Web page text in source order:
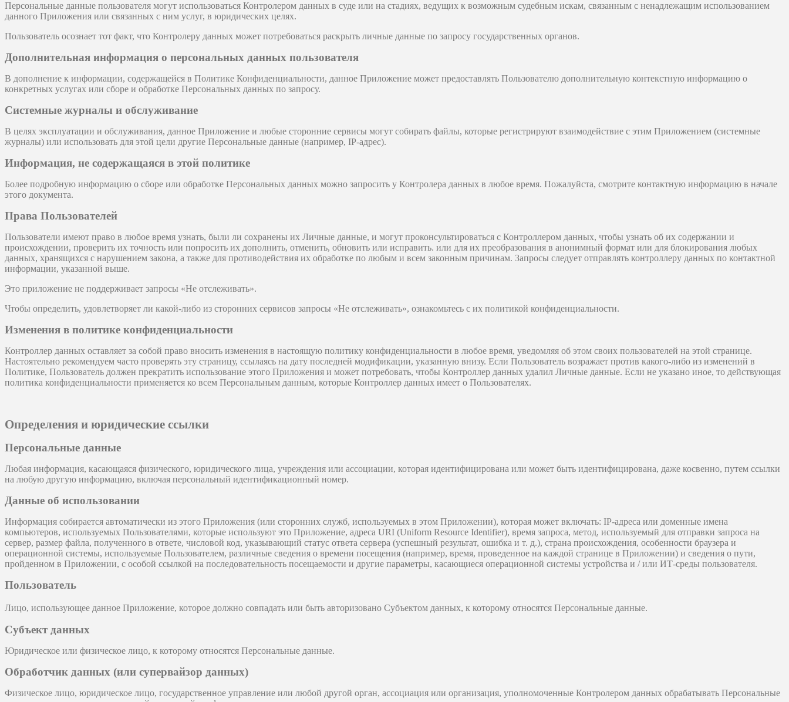
Персональные данные пользователя могут использоваться Контролером данных в суде или на стадиях, ведущих к возможным судебным искам, связанным с ненадлежащим использованием
данного Приложения или связанных с ним услуг, в юридических целях.
Пользователь осознает тот факт, что Контролеру данных может потребоваться раскрыть личные данные по запросу государственных органов.
Дополнительная информация о персональных данных пользователя
В дополнение к информации, содержащейся в Политике Конфиденциальности, данное Приложение может предоставлять Пользователю дополнительную контекстную информацию о
конкретных услугах или сборе и обработке Персональных данных по запросу.
Системные журналы и обслуживание
В целях эксплуатации и обслуживания, данное Приложение и любые сторонние сервисы могут собирать файлы, которые регистрируют взаимодействие с этим Приложением (системные
журналы) или использовать для этой цели другие Персональные данные (например, IP-адрес).
Информация, не содержащаяся в этой политике
Более подробную информацию о сборе или обработке Персональных данных можно запросить у Контролера данных в любое время. Пожалуйста, смотрите контактную информацию в начале
этого документа.
Права Пользователей
Пользователи имеют право в любое время узнать, были ли сохранены их Личные данные, и могут проконсультироваться с Контроллером данных, чтобы узнать об их содержании и
происхождении, проверить их точность или попросить их дополнить, отменить, обновить или исправить. или для их преобразования в анонимный формат или для блокирования любых
данных, хранящихся с нарушением закона, а также для противодействия их обработке по любым и всем законным причинам. Запросы следует отправлять контроллеру данных по контактной
информации, указанной выше.
Это приложение не поддерживает запросы «Не отслеживать».
Чтобы определить, удовлетворяет ли какой-либо из сторонних сервисов запросы «Не отслеживать», ознакомьтесь с их политикой конфиденциальности.
Изменения в политике конфиденциальности
Контроллер данных оставляет за собой право вносить изменения в настоящую политику конфиденциальности в любое время, уведомляя об этом своих пользователей на этой странице.
Настоятельно рекомендуем часто проверять эту страницу, ссылаясь на дату последней модификации, указанную внизу. Если Пользователь возражает против какого-либо из изменений в
Политике, Пользователь должен прекратить использование этого Приложения и может потребовать, чтобы Контроллер данных удалил Личные данные. Если не указано иное, то действующая
политика конфиденциальности применяется ко всем Персональным данным, которые Контроллер данных имеет о Пользователях.
Определения и юридические ссылки
Персональные данные
Любая информация, касающаяся физического, юридического лица, учреждения или ассоциации, которая идентифицирована или может быть идентифицирована, даже косвенно, путем ссылки
на любую другую информацию, включая персональный идентификационный номер.
Данные об использовании
Информация собирается автоматически из этого Приложения (или сторонних служб, используемых в этом Приложении), которая может включать: IP-адреса или доменные имена
компьютеров, используемых Пользователями, которые используют это Приложение, адреса URI (Uniform Resource Identifier), время запроса, метод, используемый для отправки запроса на
сервер, размер файла, полученного в ответе, числовой код, указывающий статус ответа сервера (успешный результат, ошибка и т. д.), страна происхождения, особенности браузера и
операционной системы, используемые Пользователем, различные сведения о времени посещения (например, время, проведенное на каждой странице в Приложении) и сведения о пути,
пройденном в Приложении, с особой ссылкой на последовательность посещаемости и другие параметры, касающиеся операционной системы устройства и / или ИТ-среды пользователя.
Пользователь
Лицо, использующее данное Приложение, которое должно совпадать или быть авторизовано Субъектом данных, к которому относятся Персональные данные.
Субъект данных
Юридическое или физическое лицо, к которому относятся Персональные данные.
Обработчик данных (или супервайзор данных)
Физическое лицо, юридическое лицо, государственное управление или любой другой орган, ассоциация или организация, уполномоченные Контролером данных обрабатывать Персональные